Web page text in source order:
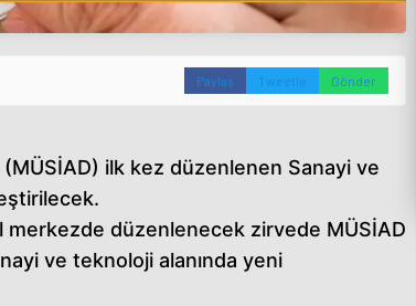
Paylaş Tweetle Gönder
ilk kez düzenlenen Sanayi ve
merkezde düzenlenecek zirvede MÜSİAD
ve teknoloji alanında yeni